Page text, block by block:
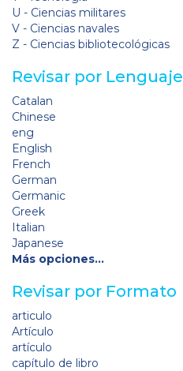
U - Ciencias militares
V - Ciencias navales
Z - Ciencias bibliotecológicas
Revisar por Lenguaje
Catalan
Chinese
eng
English
French
German
Germanic
Greek
Italian
Japanese
Más opciones…
Revisar por Formato
articulo
Artículo
artículo
capítulo de libro